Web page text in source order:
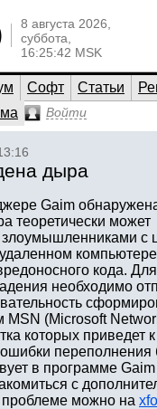
8 августа 2026,
суббота,
16:25:42 MSK
Софт Статьи
Войти
дыра
Gaim
теоретически может
злоумышленниками с
компьютере
кода. Для
необходимо
MSN (Microsoft
которых приведет к
переполнения
в программе
с
можно на